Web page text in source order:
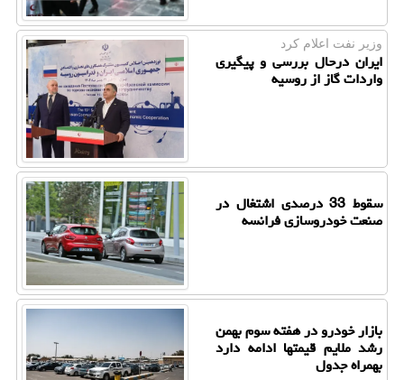
وزیر نفت اعلام كرد
ایران درحال بررسی و پیگیری
واردات گاز از روسیه
سقوط 33 درصدی اشتغال در
صنعت خودروسازی فرانسه
بازار خودرو در هفته سوم بهمن
رشد ملایم قیمتها ادامه دارد
بهمراه جدول